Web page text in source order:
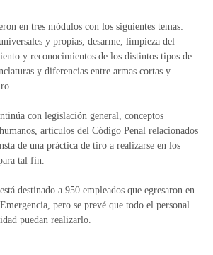
en tres módulos con los siguientes temas:
y propias, desarme, limpieza del
y reconocimientos de los distintos tipos de
y diferencias entre armas cortas y
con legislación general, conceptos
artículos del Código Penal relacionados
de una práctica de tiro a realizarse en los
tal fin.
destinado a 950 empleados que egresaron en
pero se prevé que todo el personal
puedan realizarlo.